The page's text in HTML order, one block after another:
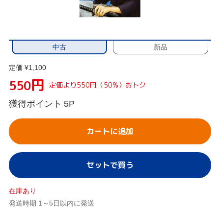
中古 新品
定価 ¥1,100
550円 定価より550円（50%）おトク
獲得ポイント 5P
カートに追加
セットで買う
在庫あり
発送時期 1～5日以内に発送